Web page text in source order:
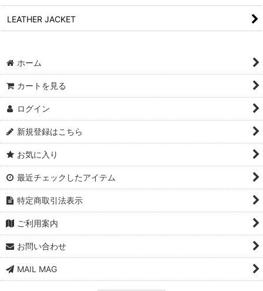
LEATHER JACKET
ホーム
カートを見る
ログイン
新規登録はこちら
お気に入り
最近チェックしたアイテム
特定商取引法表示
ご利用案内
お問い合わせ
MAIL MAG